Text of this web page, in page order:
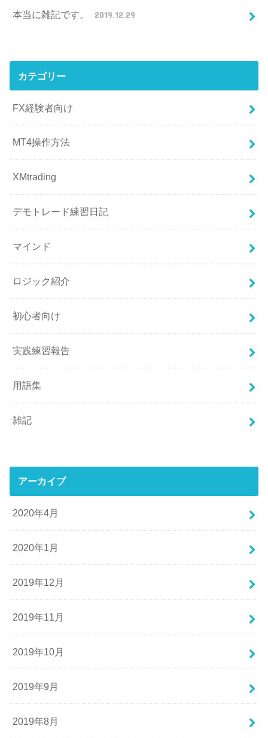
本当に雑記です。 2019.12.29
カテゴリー
FX経験者向け
MT4操作方法
XMtrading
デモトレード練習日記
マインド
ロジック紹介
初心者向け
実践練習報告
用語集
雑記
アーカイブ
2020年4月
2020年1月
2019年12月
2019年11月
2019年10月
2019年9月
2019年8月